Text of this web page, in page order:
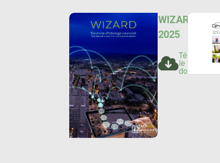
WIZARD
2025
Télécharger
le
document